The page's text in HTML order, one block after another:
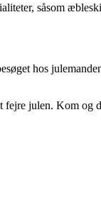
såsom
hos
fejre julen. Kom